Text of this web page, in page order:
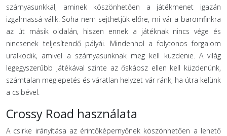
szárnyasunkkal, aminek köszönhetően a játékmenet igazán
izgalmassá válik. Soha nem sejthetjük előre, mi vár a baromfinkra
az út másik oldalán, hiszen ennek a játéknak nincs vége és
nincsenek teljesítendő pályái. Mindenhol a folytonos forgalom
uralkodik, amivel a szárnyasunknak meg kell küzdenie. A világ
legegyszerűbb játékával szinte az őskáosz ellen kell küzdenünk,
számtalan meglepetés és váratlan helyzet vár ránk, ha útra kelünk
a csibével.
Crossy Road használata
A csirke irányítása az érintőképernyőnek köszönhetően a lehető